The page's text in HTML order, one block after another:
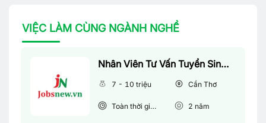
VIỆC LÀM CÙNG NGÀNH NGHỀ
Nhân Viên Tư Vấn Tuyển Sinh (Làm Việc Tại Văn Phòng)
7 - 10 triệu Cần Thơ
Toàn thời gian 2 năm